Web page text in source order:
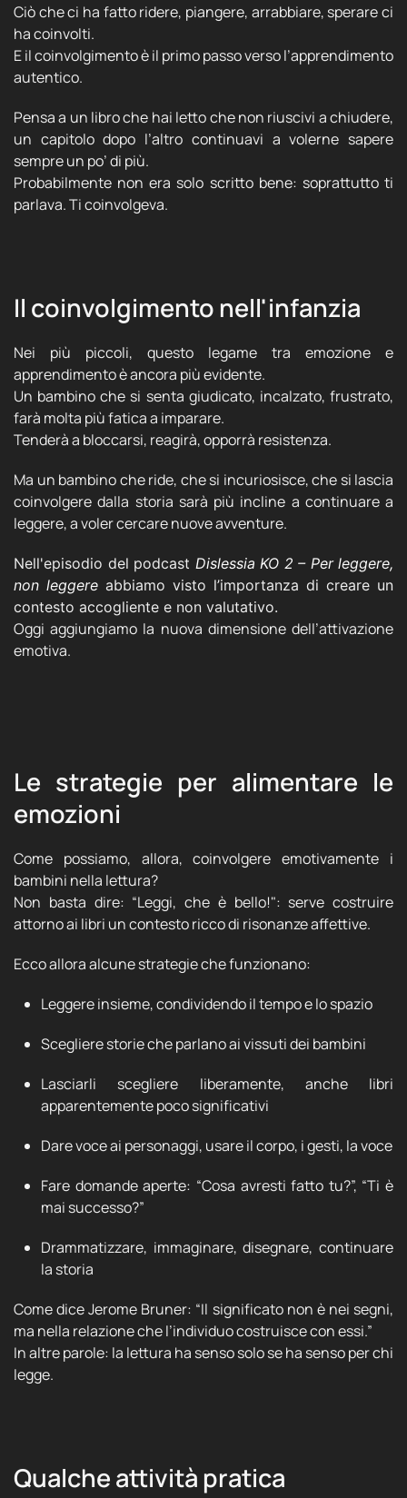
Ciò che ci ha fatto ridere, piangere, arrabbiare, sperare ci
ha coinvolti.
E il coinvolgimento è il primo passo verso l’apprendimento
autentico.
Pensa a un libro che hai letto che non riuscivi a chiudere,
un capitolo dopo l’altro continuavi a volerne sapere
sempre un po’ di più.
Probabilmente non era solo scritto bene: soprattutto ti
parlava. Ti coinvolgeva.
Il coinvolgimento nell'infanzia
Nei più piccoli, questo legame tra emozione e
apprendimento è ancora più evidente.
Un bambino che si senta giudicato, incalzato, frustrato,
farà molta più fatica a imparare.
Tenderà a bloccarsi, reagirà, opporrà resistenza.
Ma un bambino che ride, che si incuriosisce, che si lascia
coinvolgere dalla storia sarà più incline a continuare a
leggere, a voler cercare nuove avventure.
Nell'episodio del podcast Dislessia KO 2 – Per leggere,
non leggere abbiamo visto l’importanza di creare un
contesto accogliente e non valutativo.
Oggi aggiungiamo la nuova dimensione dell’attivazione
emotiva.
Le strategie per alimentare le
emozioni
Come possiamo, allora, coinvolgere emotivamente i
bambini nella lettura?
Non basta dire: “Leggi, che è bello!": serve costruire
attorno ai libri un contesto ricco di risonanze affettive.
Ecco allora alcune strategie che funzionano:
Leggere insieme, condividendo il tempo e lo spazio
Scegliere storie che parlano ai vissuti dei bambini
Lasciarli scegliere liberamente, anche libri
apparentemente poco significativi
Dare voce ai personaggi, usare il corpo, i gesti, la voce
Fare domande aperte: “Cosa avresti fatto tu?”, “Ti è
mai successo?”
Drammatizzare, immaginare, disegnare, continuare
la storia
Come dice Jerome Bruner: “Il significato non è nei segni,
ma nella relazione che l’individuo costruisce con essi.”
In altre parole: la lettura ha senso solo se ha senso per chi
legge.
Qualche attività pratica